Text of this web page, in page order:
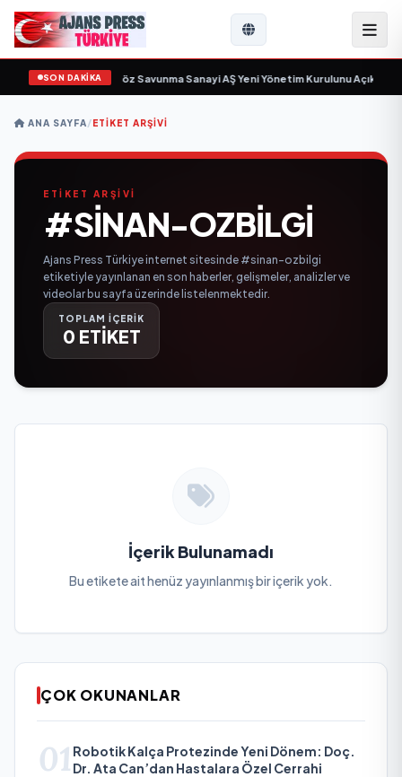
SON DAKİKA
gün sayıyor• Açıkgöz Savunma Sanayi AŞ Yeni Yönetim Kurulunu
ANA SAYFA/ETIKET ARŞIVI
ETİKET ARŞİVİ
#SINAN-OZBILGI
Ajans Press Türkiye internet sitesinde #sinan-ozbilgi
etiketiyle yayınlanan en son haberler, gelişmeler, analizler ve
videolar bu sayfa üzerinde listelenmektedir.
TOPLAM İÇERİK
0 ETİKET
İçerik Bulunamadı
Bu etikete ait henüz yayınlanmış bir içerik yok.
ÇOK OKUNANLAR
01 Robotik Kalça Protezinde Yeni Dönem: Doç.
Dr. Ata Can’dan Hastalara Özel Cerrahi